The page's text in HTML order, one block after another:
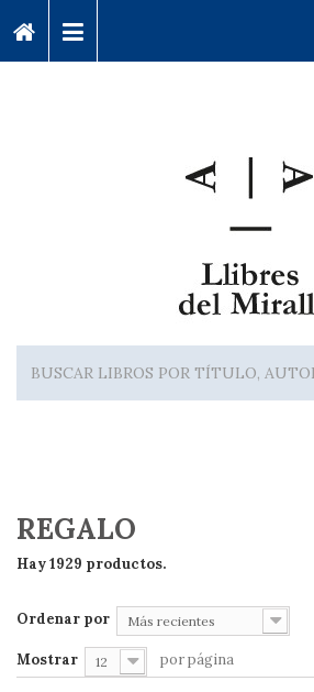
REGALO
Hay 1929 productos.
Ordenar por Más recientes
Mostrar 12 por página